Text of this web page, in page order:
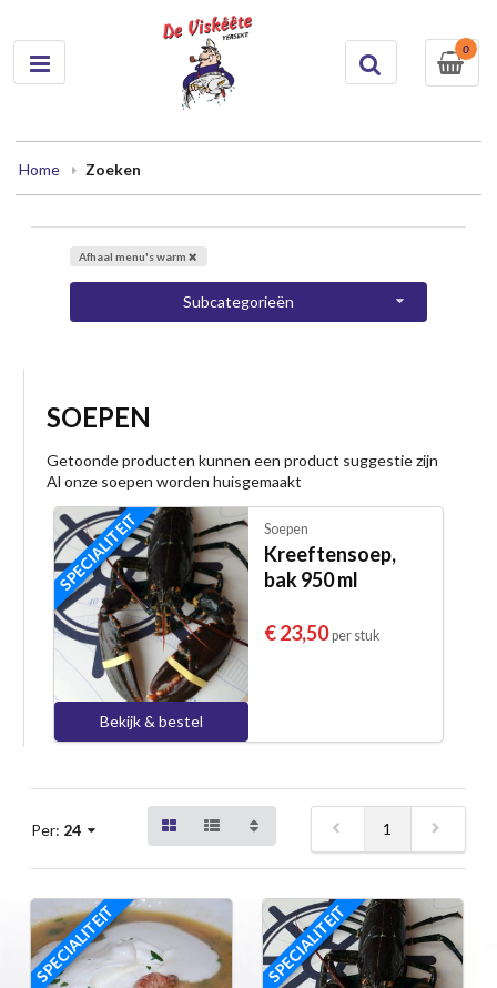
0
Home Zoeken
Afhaal menu's warm
Subcategorieën
SOEPEN
Getoonde producten kunnen een product suggestie zijn
Al onze soepen worden huisgemaakt
SPECIALITEIT
Bekijk & bestel
Soepen
Kreeftensoep,
bak 950 ml
€ 23,50per stuk
Per: 24 1
SPECIALITEIT SPECIALITEIT